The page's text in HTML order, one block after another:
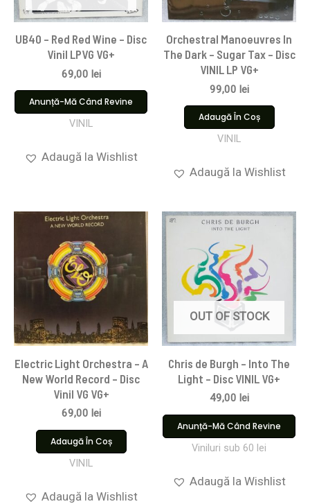
UB40 – Red Red Wine – Disc
Vinil LPVG VG+
69,00 lei
Anunță-Mă Când Revine
VINIL
Adaugă la Wishlist
Orchestral Manoeuvres In
The Dark – Sugar Tax – Disc
VINIL LP VG+
99,00 lei
Adaugă În Coș
VINIL
Adaugă la Wishlist
Electric Light Orchestra – A
New World Record – Disc
Vinil VG VG+
69,00 lei
Adaugă În Coș
VINIL
Adaugă la Wishlist
OUT OF STOCK
Chris de Burgh – Into The
Light – Disc VINIL VG+
49,00 lei
Anunță-Mă Când Revine
Viniluri sub 60 lei
Adaugă la Wishlist